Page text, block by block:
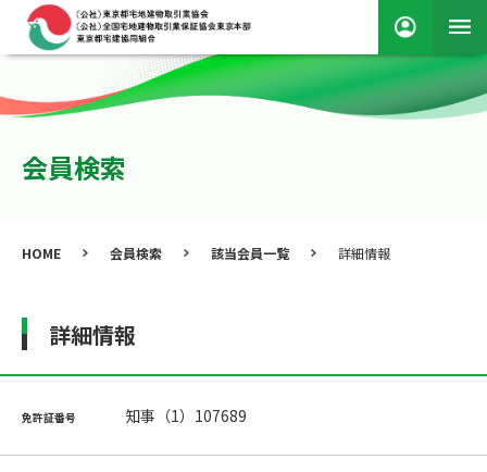
会員検索
HOME 会員検索 該当会員一覧 詳細情報
詳細情報
免許証番号 知事（1）107689